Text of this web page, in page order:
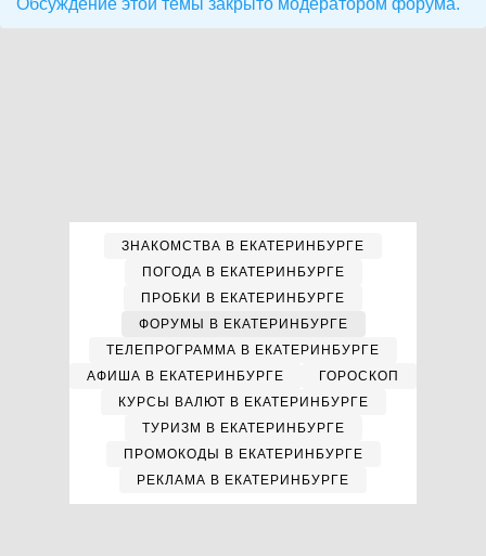
Обсуждение этой темы закрыто модератором форума.
ЗНАКОМСТВА В ЕКАТЕРИНБУРГЕ
ПОГОДА В ЕКАТЕРИНБУРГЕ
ПРОБКИ В ЕКАТЕРИНБУРГЕ
ФОРУМЫ В ЕКАТЕРИНБУРГЕ
ТЕЛЕПРОГРАММА В ЕКАТЕРИНБУРГЕ
АФИША В ЕКАТЕРИНБУРГЕ
ГОРОСКОП
КУРСЫ ВАЛЮТ В ЕКАТЕРИНБУРГЕ
ТУРИЗМ В ЕКАТЕРИНБУРГЕ
ПРОМОКОДЫ В ЕКАТЕРИНБУРГЕ
РЕКЛАМА В ЕКАТЕРИНБУРГЕ